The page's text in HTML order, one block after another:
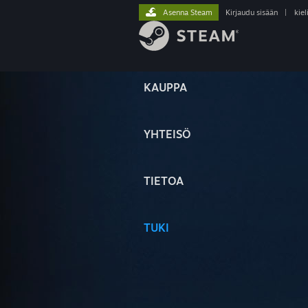
KAUPPA
YHTEISÖ
TIETOA
TUKI
Asenna Steam Kirjaudu sisään kieli